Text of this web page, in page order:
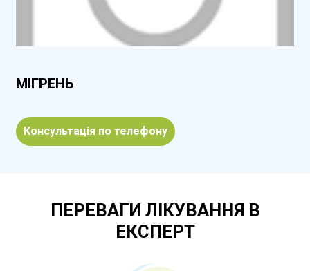
МІГРЕНЬ
Консультація по телефону
ПЕРЕВАГИ ЛІКУВАННЯ В
ЕКСПЕРТ